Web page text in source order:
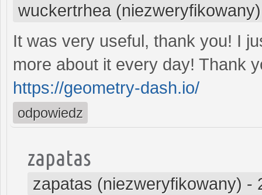
wuckertrhea (niezweryfikowany)
It was very useful, thank you! I
more about it every day! Thank
https://geometry-dash.io/
odpowiedz
zapatas
zapatas (niezweryfikowany) -